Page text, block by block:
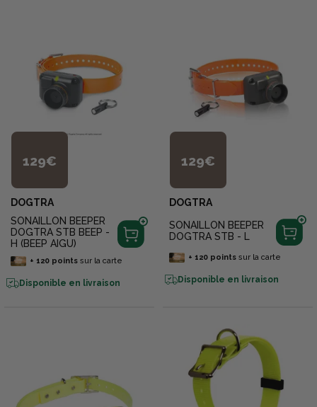
129€
DOGTRA
SONAILLON BEEPER
DOGTRA STB BEEP -
H (BEEP AIGU)
+ 120pointssur la carte
Disponible en livraison
129€
DOGTRA
SONAILLON BEEPER
DOGTRA STB - L
+ 120pointssur la carte
Disponible en livraison